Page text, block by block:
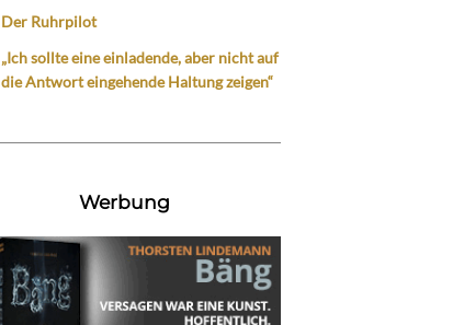
Der Ruhrpilot
„Ich sollte eine einladende, aber nicht auf
die Antwort eingehende Haltung zeigen“
Werbung